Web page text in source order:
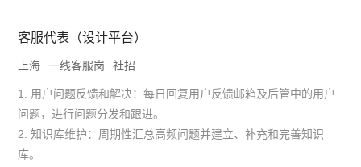
客服代表（设计平台）
上海 一线客服岗 社招
1. 用户问题反馈和解决：每日回复用户反馈邮箱及后管中的用户
问题，进行问题分发和跟进。
2. 知识库维护：周期性汇总高频问题并建立、补充和完善知识
库。